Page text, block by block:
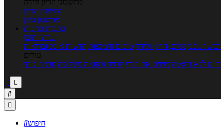
מחשבוני הריון ולידה
מחשבון הריון
מחשבון ביוץ
כתבות כתבות
ערוצי תוכן
גופני נשים, הריון ולידה טיפים והמלצות חדשות אוכל ובריאות
טורים
ללא דיאטה מזיזים את הגוף הרזיה ורפואה משלימה גורמה ביתי



חיפוש